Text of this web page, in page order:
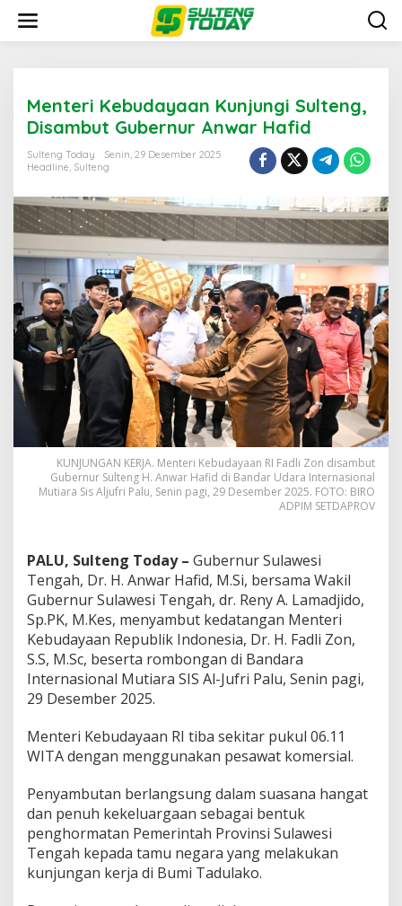
konten
Menteri Kebudayaan Kunjungi Sulteng,
Disambut Gubernur Anwar Hafid
Sulteng Today
Senin, 29 Desember 2025
Headline, Sulteng
KUNJUNGAN KERJA. Menteri Kebudayaan RI Fadli Zon disambut
Gubernur Sulteng H. Anwar Hafid di Bandar Udara Internasional
Mutiara Sis Aljufri Palu, Senin pagi, 29 Desember 2025. FOTO: BIRO
ADPIM SETDAPROV
PALU, Sulteng Today – Gubernur Sulawesi
Tengah, Dr. H. Anwar Hafid, M.Si, bersama Wakil
Gubernur Sulawesi Tengah, dr. Reny A. Lamadjido,
Sp.PK, M.Kes, menyambut kedatangan Menteri
Kebudayaan Republik Indonesia, Dr. H. Fadli Zon,
S.S, M.Sc, beserta rombongan di Bandara
Internasional Mutiara SIS Al-Jufri Palu, Senin pagi,
29 Desember 2025.
Menteri Kebudayaan RI tiba sekitar pukul 06.11
WITA dengan menggunakan pesawat komersial.
Penyambutan berlangsung dalam suasana hangat
dan penuh kekeluargaan sebagai bentuk
penghormatan Pemerintah Provinsi Sulawesi
Tengah kepada tamu negara yang melakukan
kunjungan kerja di Bumi Tadulako.